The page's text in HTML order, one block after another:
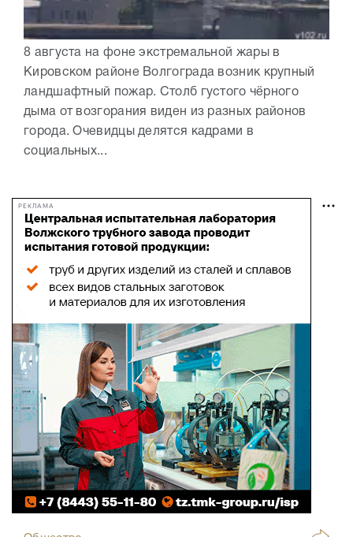
8 августа на фоне экстремальной жары в
Кировском районе Волгограда возник крупный
ландшафтный пожар. Столб густого чёрного
дыма от возгорания виден из разных районов
города. Очевидцы делятся кадрами в
социальных...
РЕКЛАМА